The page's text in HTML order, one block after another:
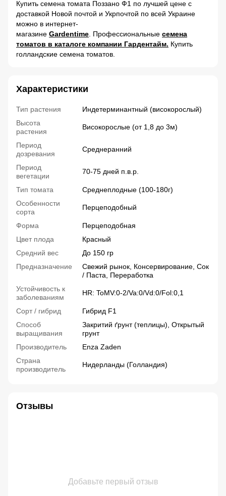
Купить семена томата Поззано Ф1 по лучшей цене с
доставкой Новой почтой и Укрпочтой по всей Украине
можно в интернет-
магазине Gardentime . Профессиональные семена
томатов в каталоге компании Гардентайм. Купить
голландские семена томатов.
Характеристики
Тип растения
Индетерминантный (високорослый)
Высота
растения
Високорослые (от 1,8 до 3м)
Период
дозревания
Среднеранний
Период
вегетации
70-75 дней п.в.р.
Тип томата
Среднеплодные (100-180г)
Особенности
сорта
Перцеподобный
Форма
Перцеподобная
Цвет плода
Красный
Средний вес
До 150 гр
Предназначение
Свежий рынок, Консервирование, Сок
/ Паста, Переработка
Устойчивость к
заболеваниям
HR: ToMV:0-2/Va:0/Vd:0/Fol:0,1
Сорт / гибрид
Гибрид F1
Способ
выращивания
Закритий ґрунт (теплицы), Открытый
грунт
Производитель
Enza Zaden
Страна
производитель
Нидерланды (Голландия)
Отзывы
Добавьте первый отзыв